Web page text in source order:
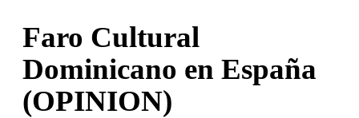
Faro Cultural
Dominicano en España
(OPINION)